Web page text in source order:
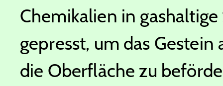
Chemikalien in
gepresst, um das Gestein
die Oberfläche zu